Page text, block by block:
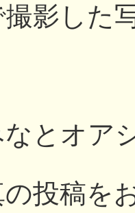
影した
とオア
投稿を